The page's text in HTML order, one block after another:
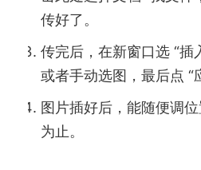
传好了。
传完后，在新窗口选 “插
或者手动选图，最后点 “
图片插好后，能随便调
为止。